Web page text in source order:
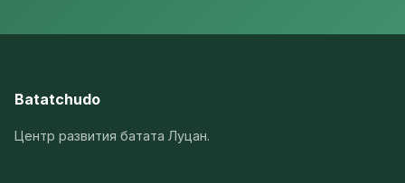
Batatchudo
Центр развития батата Луцан.